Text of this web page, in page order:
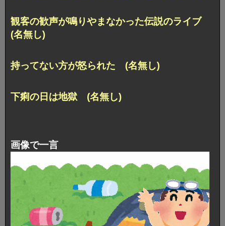
観客の歓声が鳴りやまなかった伝説のライブ
(名無し)
持ってない方が怒られた (名無し)
下痢の日は地獄 (名無し)
画像で一言